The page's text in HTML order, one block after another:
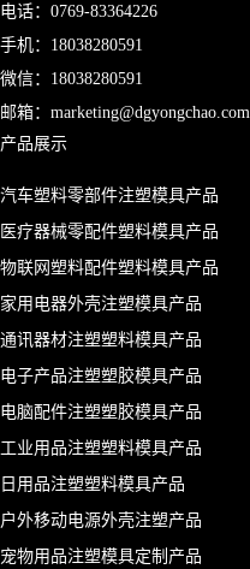
电话： 0769-83364226
手机： 18038280591
微信：18038280591
邮箱： marketing@dgyongchao.com
产品展示
汽车塑料零部件注塑模具产品
医疗器械零配件塑料模具产品
物联网塑料配件塑料模具产品
家用电器外壳注塑模具产品
通讯器材注塑塑料模具产品
电子产品注塑塑胶模具产品
电脑配件注塑塑胶模具产品
工业用品注塑塑料模具产品
日用品注塑塑料模具产品
户外移动电源外壳注塑产品
宠物用品注塑模具定制产品